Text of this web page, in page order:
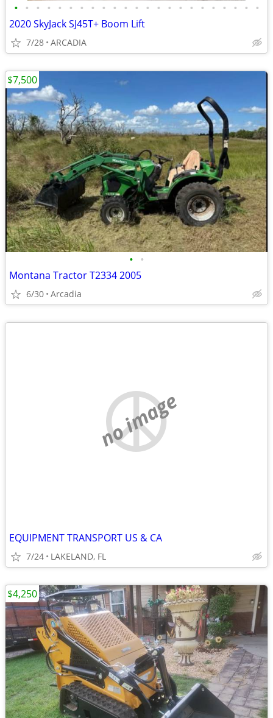
• • • • • • • • • • • • • • • • • • • • • • •
2020 SkyJack SJ45T+ Boom Lift
7/28 ARCADIA
• •
Montana Tractor T2334 2005
6/30 Arcadia
$7,500
no image
EQUIPMENT TRANSPORT US & CA
7/24 LAKELAND, FL
$4,250